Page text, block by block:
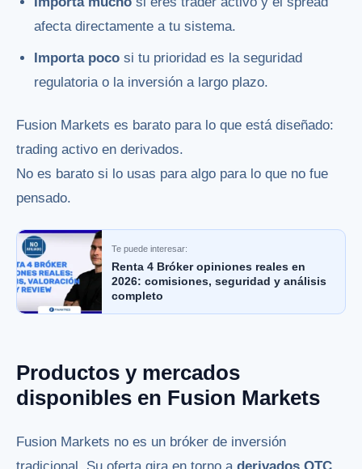
afecta directamente a tu sistema.
Importa poco si tu prioridad es la seguridad
regulatoria o la inversión a largo plazo.
Fusion Markets es barato para lo que está diseñado:
trading activo en derivados.
No es barato si lo usas para algo para lo que no fue
pensado.
Te puede interesar:
Renta 4 Bróker opiniones reales en
2026: comisiones, seguridad y análisis
completo
Productos y mercados
disponibles en Fusion Markets
Fusion Markets no es un bróker de inversión